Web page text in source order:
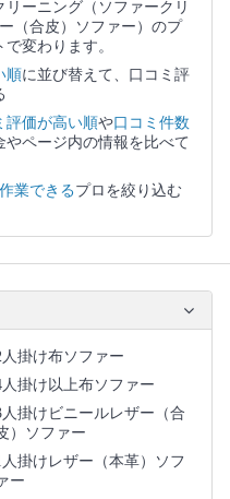
ーニング（ソファークリ
（合皮）ソファー）のプ
変わります。
順に並び替えて、口コミ評
評価が高い順や口コミ件数
やページ内の情報を比べて
業できるプロを絞り込む
人掛け布ソファー
人掛け以上布ソファー
人掛けビニールレザー（合
）ソファー
人掛けレザー（本革）ソフ
ー